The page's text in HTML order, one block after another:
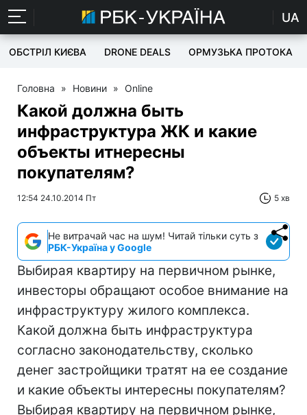
UA
ОБСТРІЛ КИЄВА DRONE DEALS ОРМУЗЬКА ПРОТОКА
Головна » Новини » Online
Какой должна быть
инфраструктура ЖК и какие
объекты итнересны
покупателям?
12:54 24.10.2014 Пт 5 хв
Не витрачай час на шум! Читай тільки суть з
РБК-Україна у Google
Выбирая квартиру на первичном рынке,
инвесторы обращают особое внимание на
инфраструктуру жилого комплекса.
Какой должна быть инфраструктура
согласно законодательству, сколько
денег застройщики тратят на ее создание
и какие объекты интересны покупателям?
Выбирая квартиру на первичном рынке,